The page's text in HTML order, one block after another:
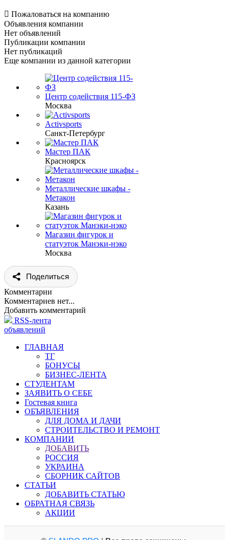
 Пожаловаться на компанию
Объявления компании
Нет объявлений
Публикации компании
Нет публикаций
Еще компании из данной категории
Центр содействия 115-ФЗ
Москва
Activsports
Санкт-Петербург
Мастер ПАК
Красноярск
Металлические шкафы -
Метакон
Казань
Магазин фигурок и
статуэток Манэки-нэко
Москва
Поделиться
Комментарии
Комментариев нет...
Добавить комментарий
RSS-лента
объявлений
ГЛАВНАЯ
ТГ
БОНУСЫ
БИЗНЕС-ЛЕНТА
СТУДЕНТАМ
ЗАЯВИТЬ О СЕБЕ
Гостевая книга
ОБЪЯВЛЕНИЯ
ДЛЯ ДОМА И ДАЧИ
СТРОИТЕЛЬСТВО И РЕМОНТ
КОМПАНИИ
ДОБАВИТЬ
РОССИЯ
УКРАИНА
СБОРНИК САЙТОВ
СТАТЬИ
ДОБАВИТЬ СТАТЬЮ
ОБРАТНАЯ СВЯЗЬ
АКЦИИ